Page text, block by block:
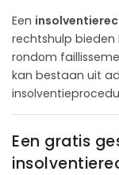
Een
rechtshulp bieden
rondom
kan bestaan uit
Een gratis